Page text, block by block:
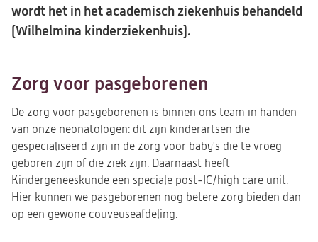
wordt het in het academisch ziekenhuis behandeld
(Wilhelmina kinderziekenhuis).
Zorg voor pasgeborenen
De zorg voor pasgeborenen is binnen ons team in handen
van onze neonatologen: dit zijn kinderartsen die
gespecialiseerd zijn in de zorg voor baby's die te vroeg
geboren zijn of die ziek zijn. Daarnaast heeft
Kindergeneeskunde een speciale post-IC/high care unit.
Hier kunnen we pasgeborenen nog betere zorg bieden dan
op een gewone couveuseafdeling.